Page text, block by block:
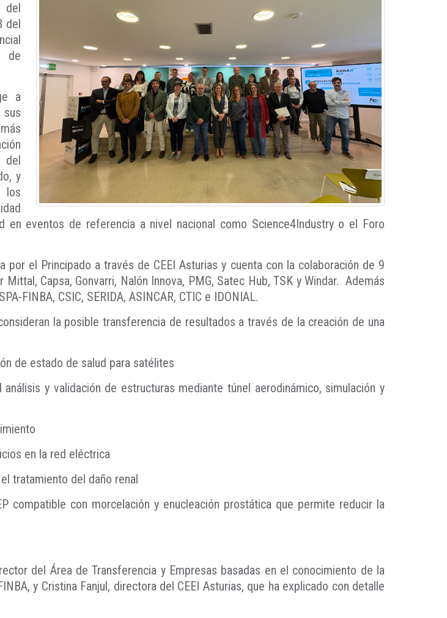
del
del
de
a
del
y
los
eventos de referencia a nivel nacional como Science4Industry o el Foro
el Principado a través de CEEI Asturias y cuenta con la colaboración de 9
Capsa, Gonvarri, Nalón Innova, PMG, Satec Hub, TSK y Windar. Además
FINBA, CSIC, SERIDA, ASINCAR, CTIC e IDONIAL.
la posible transferencia de resultados a través de la creación de una
de estado de salud para satélites
y validación de estructuras mediante túnel aerodinámico, simulación y
en la red eléctrica
tratamiento del daño renal
compatible con morcelación y enucleación prostática que permite reducir la
del Área de Transferencia y Empresas basadas en el conocimiento de la
y Cristina Fanjul, directora del CEEI Asturias, que ha explicado con detalle